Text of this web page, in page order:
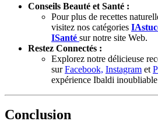
Conseils Beauté et Santé :
Pour plus de recettes
visitez nos catégories
ISanté sur notre site Web.
Restez Connectés :
Explorez notre délicieuse
surFacebook, Instagram et
expérience Ibaldi
Conclusion